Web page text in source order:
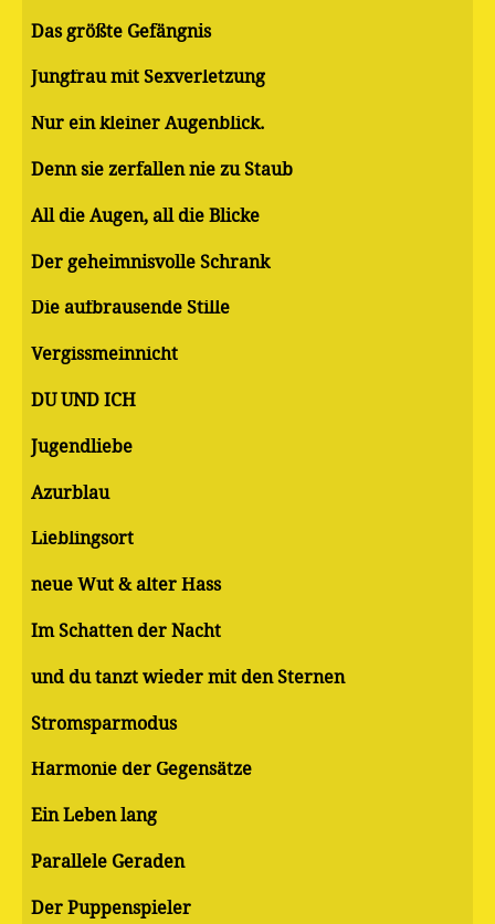
Das größte Gefängnis
Jungfrau mit Sexverletzung
Nur ein kleiner Augenblick.
Denn sie zerfallen nie zu Staub
All die Augen, all die Blicke
Der geheimnisvolle Schrank
Die aufbrausende Stille
Vergissmeinnicht
DU UND ICH
Jugendliebe
Azurblau
Lieblingsort
neue Wut & alter Hass
Im Schatten der Nacht
und du tanzt wieder mit den Sternen
Stromsparmodus
Harmonie der Gegensätze
Ein Leben lang
Parallele Geraden
Der Puppenspieler